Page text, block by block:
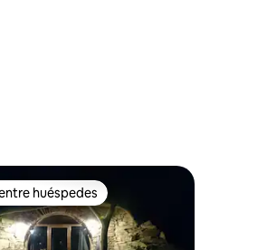
huéspedes
huéspedes